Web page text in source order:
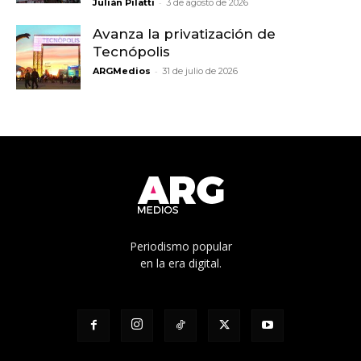
Julián Pilatti 3 de agosto de 2026
Avanza la privatización de
Tecnópolis
ARGMedios - 31 de julio de 2026
Periodismo popular
en la era digital.